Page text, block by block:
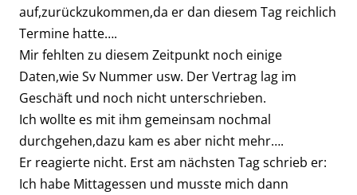
auf,zurückzukommen,da er dan diesem Tag reichlich
Termine hatte….
Mir fehlten zu diesem Zeitpunkt noch einige
Daten,wie Sv Nummer usw. Der Vertrag lag im
Geschäft und noch nicht unterschrieben.
Ich wollte es mit ihm gemeinsam nochmal
durchgehen,dazu kam es aber nicht mehr….
Er reagierte nicht. Erst am nächsten Tag schrieb er:
Ich habe Mittagessen und musste mich dann